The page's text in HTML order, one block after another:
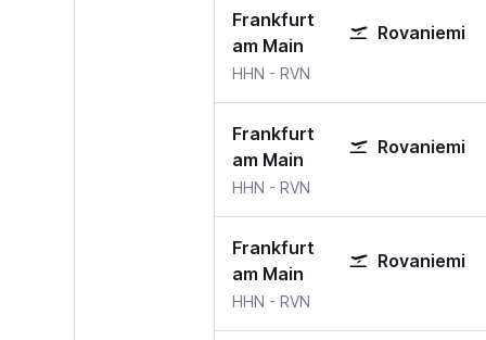
Frankfurt
am Main
Rovaniemi
HHN Frankfurt Hahn
- RVN
Frankfurt
am Main
Rovaniemi
HHN Frankfurt Hahn
- RVN
Frankfurt
am Main
Rovaniemi
HHN Frankfurt Hahn
- RVN